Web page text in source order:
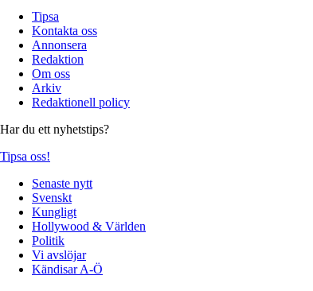
Tipsa
Kontakta oss
Annonsera
Redaktion
Om oss
Arkiv
Redaktionell policy
Har du ett nyhetstips?
Tipsa oss!
Senaste nytt
Svenskt
Kungligt
Hollywood & Världen
Politik
Vi avslöjar
Kändisar A-Ö